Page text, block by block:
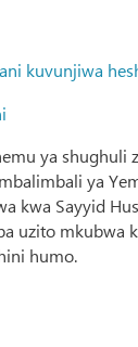
kuvunjiwa
ya shughuli
ya
kwa Sayyid
uzito mkubwa
humo.